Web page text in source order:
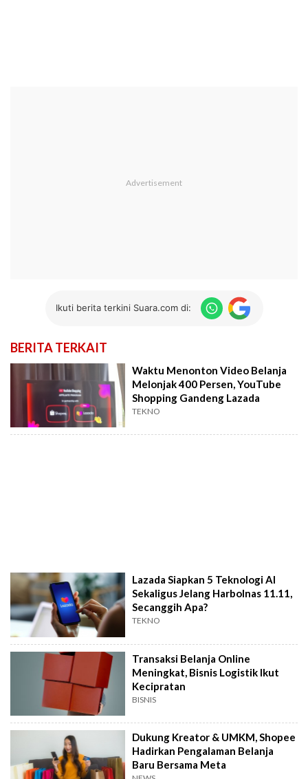
Ikuti berita terkini Suara.com di:
BERITA TERKAIT
Waktu Menonton Video Belanja
Melonjak 400 Persen, YouTube
Shopping Gandeng Lazada
TEKNO
Lazada Siapkan 5 Teknologi AI
Sekaligus Jelang Harbolnas 11.11,
Secanggih Apa?
TEKNO
Transaksi Belanja Online
Meningkat, Bisnis Logistik Ikut
Kecipratan
BISNIS
Dukung Kreator & UMKM, Shopee
Hadirkan Pengalaman Belanja
Baru Bersama Meta